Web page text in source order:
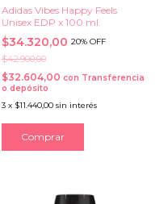
Adidas Vibes Happy Feels
Unisex EDP x 100 ml.
$34.320,00 20% OFF
$42.900,00
$32.604,00 con Transferencia
o depósito
3 x $11.440,00 sin interés